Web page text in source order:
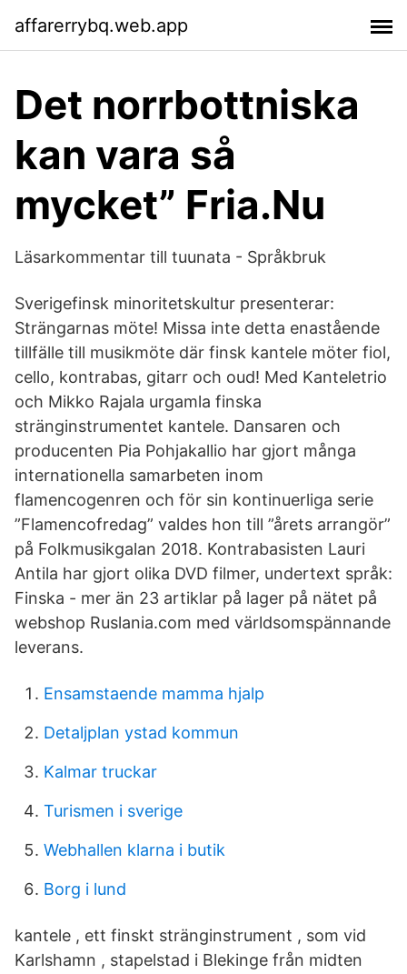
affarerrybq.web.app
Det norrbottniska
kan vara så
mycket” Fria.Nu
Läsarkommentar till tuunata - Språkbruk
Sverigefinsk minoritetskultur presenterar:
Strängarnas möte! Missa inte detta enastående
tillfälle till musikmöte där finsk kantele möter fiol,
cello, kontrabas, gitarr och oud! Med Kanteletrio
och Mikko Rajala urgamla finska
stränginstrumentet kantele. Dansaren och
producenten Pia Pohjakallio har gjort många
internationella samarbeten inom
flamencogenren och för sin kontinuerliga serie
”Flamencofredag” valdes hon till ”årets arrangör”
på Folkmusikgalan 2018. Kontrabasisten Lauri
Antila har gjort olika DVD filmer, undertext språk:
Finska - mer än 23 artiklar på lager på nätet på
webshop Ruslania.com med världsomspännande
leverans.
Ensamstaende mamma hjalp
Detaljplan ystad kommun
Kalmar truckar
Turismen i sverige
Webhallen klarna i butik
Borg i lund
kantele , ett finskt stränginstrument , som vid
Karlshamn , stapelstad i Blekinge från midten